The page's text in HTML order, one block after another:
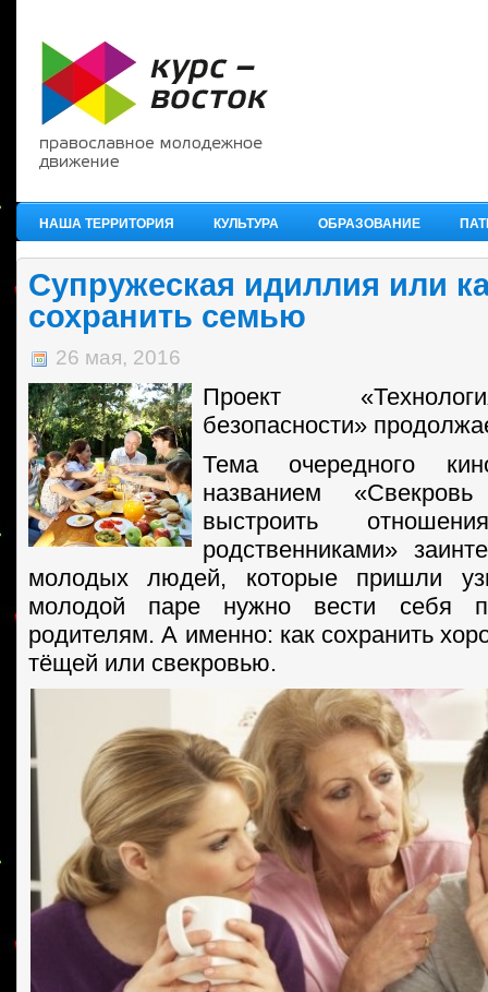
НАША ТЕРРИТОРИЯ КУЛЬТУРА ОБРАЗОВАНИЕ
Супружеская идиллия или
сохранить семью
26 мая, 2016
Проект
безопасности»
Тема очередного
названием
выстроить
родственниками»
молодых людей, которые пришли
молодой паре нужно вести себя
родителям. А именно: как сохранить
тёщей или свекровью.